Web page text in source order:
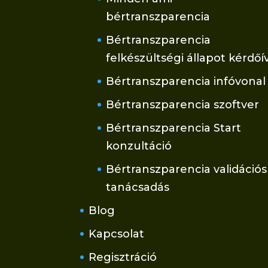
bértranszparencia
Bértranszparencia
felkészültségi állapot
Bértranszparencia infóvonal
Bértranszparencia szoftver
Bértranszparencia Start
konzultáció
Bértranszparencia validációs
tanácsadás
Blog
Kapcsolat
Regisztráció